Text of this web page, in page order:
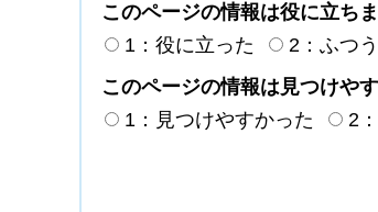
このページの情報は役に立ち
1：役に立った
2：ふつう
このページの情報は見つけや
1：見つけやすかった
2